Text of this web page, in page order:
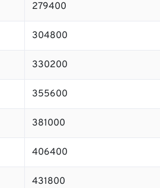
279400
304800
330200
355600
381000
406400
431800